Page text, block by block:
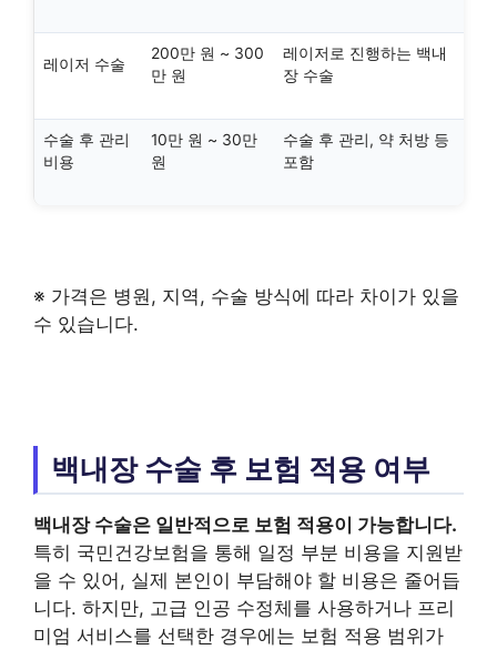
레이저 수술
200만 원 ~ 300
만 원
레이저로 진행하는 백내
장 수술
수술 후 관리
비용
10만 원 ~ 30만
원
수술 후 관리, 약 처방 등
포함
※ 가격은 병원, 지역, 수술 방식에 따라 차이가 있을
수 있습니다.
백내장 수술 후 보험 적용 여부
백내장 수술은 일반적으로 보험 적용이 가능합니다.
특히 국민건강보험을 통해 일정 부분 비용을 지원받
을 수 있어, 실제 본인이 부담해야 할 비용은 줄어듭
니다. 하지만, 고급 인공 수정체를 사용하거나 프리
미엄 서비스를 선택한 경우에는 보험 적용 범위가